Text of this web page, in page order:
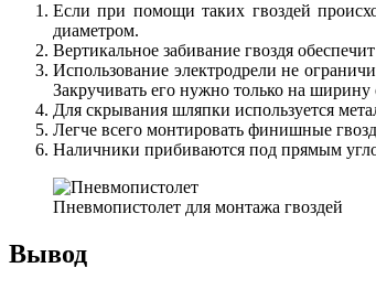
Если при помощи таких гвоздей
диаметром.
Вертикальное забивание гвоздя
Использование электродрели не
Закручивать его нужно только на ширину
Для скрывания шляпки используется
Легче всего монтировать финишные
Наличники прибиваются под прямым
Пневмопистолет для монтажа гвоздей
Вывод